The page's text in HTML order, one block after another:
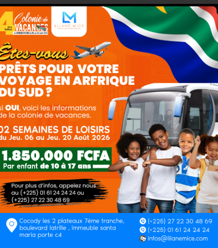
COLONIE DE VACANCES EN
AFRIQUE DU SUD : Avenue
English
Liens utiles
Agence de voyage
Tourisme d’affaires
Immersion linguistique
Qui sommes-nous ?
Nos contacts
Cocody les 2 plateaux 7ème tranche, boulevard
latrille , immeuble santa maria porte c4